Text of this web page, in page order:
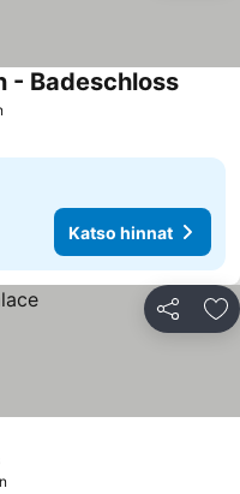
- BadeschlossKatso
Katso hinnat
Jaa
Katso hinnat